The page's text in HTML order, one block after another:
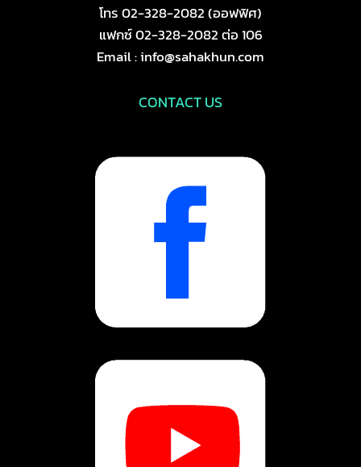
โทร 02-328-2082 (ออฟฟิศ)
แฟกซ์ 02-328-2082 ต่อ 106
Email : info@sahakhun.com
CONTACT US